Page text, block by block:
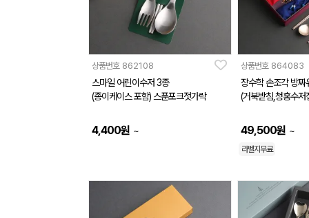
상품번호 862108
스마일 어린이수저 3종
(종이케이스 포함) 스푼포크젓가락
4,400원 ~
상품번호 864083
장수학 손조각 방짜
(거북받침,청홍수저
49,500원 ~
라벨지무료